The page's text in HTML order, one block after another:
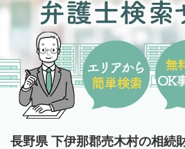
長野県 下伊那郡売木村の相続